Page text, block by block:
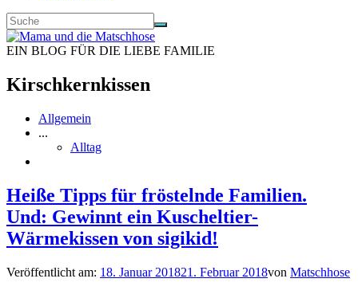
EIN BLOG FÜR DIE LIEBE FAMILIE
Kirschkernkissen
Allgemein
...
Alltag
Heiße Tipps für fröstelnde Familien.
Und: Gewinnt ein Kuscheltier-
Wärmekissen von sigikid!
Veröffentlicht am: 18. Januar 201821. Februar 2018von Matschhose